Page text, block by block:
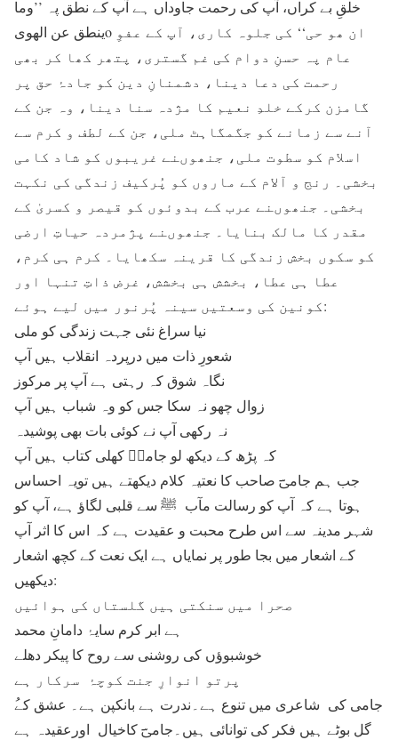
خلقِ بے کراں، آپ کی رحمت جاوداں ہے آپ کے نطق پہ ’’وما
ینطق عن الھویo ان ھو حی‘‘ کی جلوہ کاری، آپ کے عفوِ
عام پہ حسنِ دوام کی غم گستری، پتھر کھا کر بھی
رحمت کی دعا دینا، دشمنانِ دین کو جادۂ حق پر
گامزن کرکے خلدِ نعیم کا مژدہ سنا دینا، وہ جن کے
آنے سے زمانے کو جگمگاہٹ ملی، جن کے لطف و کرم سے
اسلام کو سطوت ملی، جنھوںنے غریبوں کو شاد کامی
بخشی۔ رنج و آلام کے ماروں کو پُرکیف زندگی کی نکہت
بخشی۔ جنھوںنے عرب کے بدوئوں کو قیصر و کسریٰ کے
مقدر کا مالک بنایا۔ جنھوںنے پژمردہ حیاتِ ارضی
کو سکوں بخش زندگی کا قرینہ سکھایا۔ کرم ہی کرم،
عطا ہی عطا، بخشش ہی بخشش، غرض ذاتِ تنہا اور
کونین کی وسعتیں سینہ پُرنور میں لیے ہوئے:
نیا سراغ نئی جہت زندگی کو ملی
شعورِ ذات میں درپردہ انقلاب ہیں آپ
نگاہ شوق کہ رہتی ہے آپ پر مرکوز
زوال چھو نہ سکا جس کو وہ شباب ہیں آپ
نہ رکھی آپ نے کوئی بات بھی پوشیدہ
کہ پڑھ کے دیکھ لو جامیؔ کھلی کتاب ہیں آپ
جب ہم جامیؔ صاحب کا نعتیہ کلام دیکھتے ہیں تویہ احساس
ہوتا ہے کہ آپ کو رسالت مآب ﷺ سے قلبی لگاؤ ہے، آپ کو
شہر مدینہ سے اس طرح محبت و عقیدت ہے کہ اس کا اثر آپ
کے اشعار میں بجا طور پر نمایاں ہے ایک نعت کے کچھ اشعار
دیکھیں:
صحرا میں سنکتی ہیں گلستاں کی ہوائیں
ہے ابر کرم سایۂ دامانِ محمد
خوشبوؤں کی روشنی سے روح کا پیکر دھلے
پرتو انوارِ جنت کوچۂ سرکار ہے
گل بوٹے ہیں فکر کی توانائی ہیں۔جامیؔ کاخیال اورعقیدہ ہے